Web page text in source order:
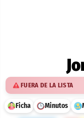
FUERA DE LA LISTA
Ficha Minutos